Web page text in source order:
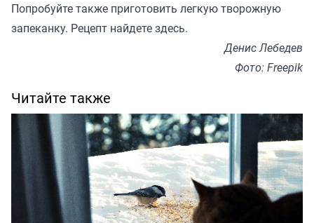
Попробуйте также приготовить легкую творожную
запеканку. Рецепт найдетездесь.
Денис Лебедев
Фото: Freepik
Читайте также